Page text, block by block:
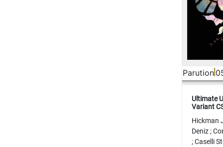
Parution
Ultimate
Variant
Hickman
Deniz;
;Caselli